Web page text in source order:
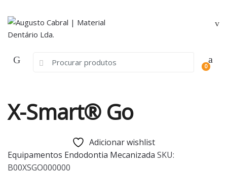
navigation
content
Search
0
X-Smart® Go
Adicionar wishlist
Equipamentos Endodontia Mecanizada SKU:
B00XSGO000000